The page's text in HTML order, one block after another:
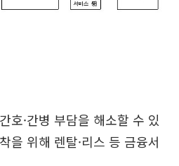
호·간병 부담을 해소할 수 있
을 위해 렌탈·리스 등 금융서